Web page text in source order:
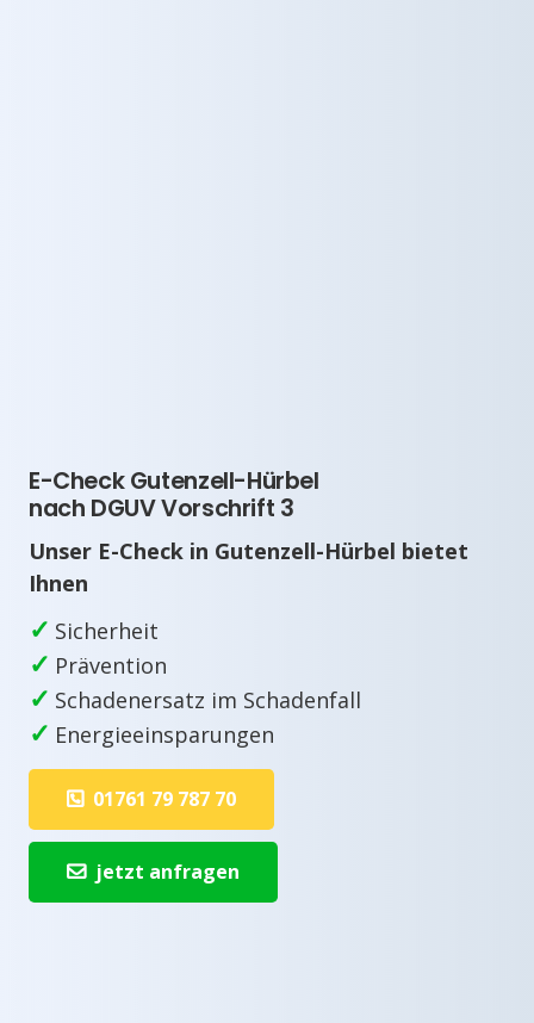
E-Check Gutenzell-Hürbel
nach DGUV Vorschrift 3
Unser E-Check in Gutenzell-Hürbel bietet
Ihnen
✓ Sicherheit
✓ Prävention
✓ Schadenersatz im Schadenfall
✓ Energieeinsparungen
01761 79 787 70
jetzt anfragen